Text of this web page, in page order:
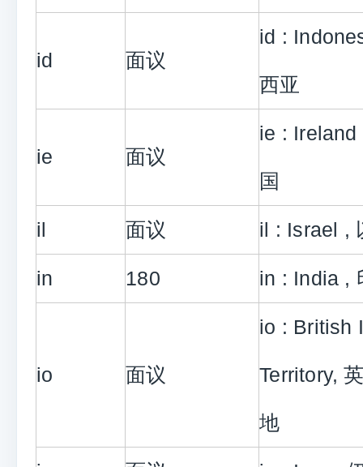
id 面议
id :
西亚
ie 面议
ie : Ireland
国
il 面议 il : Israel ,
in 180 in : India ,
io 面议
io : British
Territory,
地